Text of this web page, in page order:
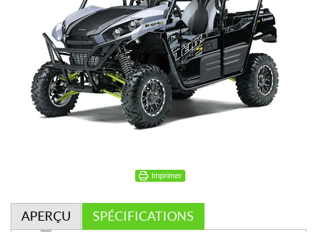
Imprimer
APERÇU SPÉCIFICATIONS